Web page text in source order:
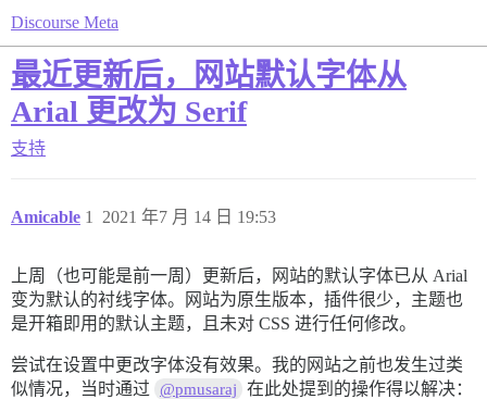
Discourse Meta
最近更新后，网站默认字体从
Arial 更改为 Serif
支持
Amicable 2021 年7 月 14 日 19:53
1
上周（也可能是前一周）更新后，网站的默认字体已从 Arial
变为默认的衬线字体。网站为原生版本，插件很少，主题也
是开箱即用的默认主题，且未对 CSS 进行任何修改。
尝试在设置中更改字体没有效果。我的网站之前也发生过类
似情况，当时通过
@pmusaraj 在此处提到的操作得以解决：